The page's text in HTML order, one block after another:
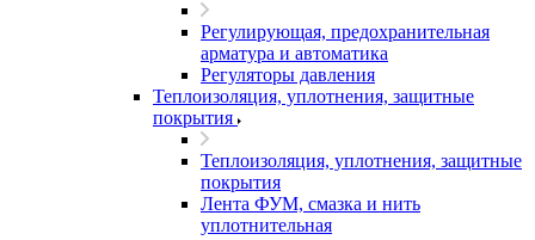
Регулирующая, предохранительная
арматура и автоматика
Регуляторы давления
Теплоизоляция, уплотнения, защитные
покрытия
Теплоизоляция, уплотнения, защитные
покрытия
Лента ФУМ, смазка и нить
уплотнительная